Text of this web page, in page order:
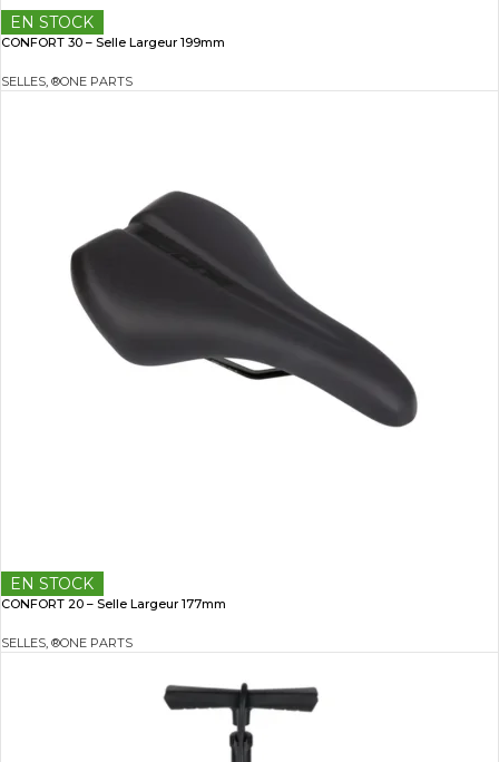
EN STOCK
CONFORT 30 – Selle Largeur 199mm
SELLES, ®ONE PARTS
EN STOCK
CONFORT 20 – Selle Largeur 177mm
SELLES, ®ONE PARTS